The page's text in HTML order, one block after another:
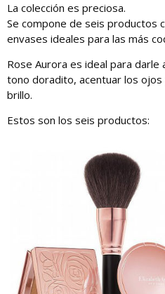
La colección es preciosa.
Se compone de seis productos
envases ideales para las más
Rose Aurora es ideal para
tono doradito, acentuar los ojos
brillo.
Estos son los seis productos: